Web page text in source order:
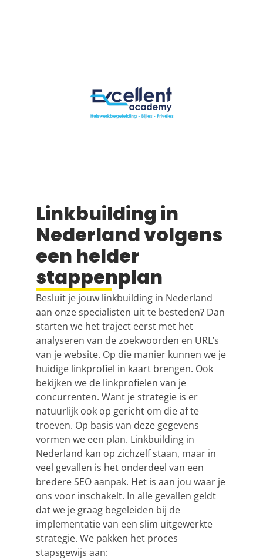
Linkbuilding in
Nederland volgens
een helder
stappenplan
Besluit je jouw linkbuilding in Nederland
aan onze specialisten uit te besteden? Dan
starten we het traject eerst met het
analyseren van de zoekwoorden en URL’s
van je website. Op die manier kunnen we je
huidige linkprofiel in kaart brengen. Ook
bekijken we de linkprofielen van je
concurrenten. Want je strategie is er
natuurlijk ook op gericht om die af te
troeven. Op basis van deze gegevens
vormen we een plan. Linkbuilding in
Nederland kan op zichzelf staan, maar in
veel gevallen is het onderdeel van een
bredereSEOaanpak. Het is aan jou waar je
ons voor inschakelt. In alle gevallen geldt
dat we je graag begeleiden bij de
implementatie van een slim uitgewerkte
strategie. We pakken het proces
stapsgewijs aan: